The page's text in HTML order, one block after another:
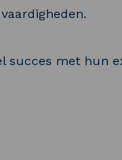
succes met hun